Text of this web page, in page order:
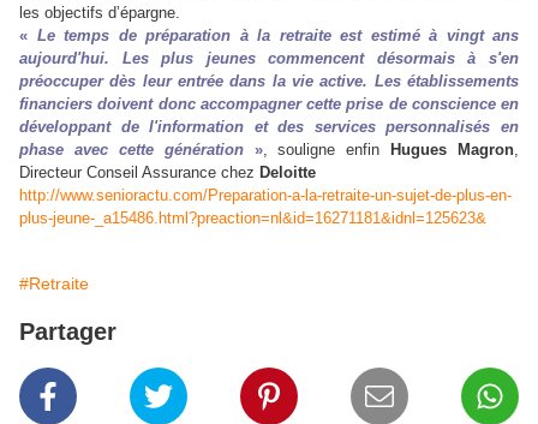
les objectifs d’épargne.
« Le temps de préparation à la retraite est estimé à vingt ans
aujourd'hui. Les plus jeunes commencent désormais à s'en
préoccuper dès leur entrée dans la vie active. Les établissements
financiers doivent donc accompagner cette prise de conscience en
développant de l'information et des services personnalisés en
phase avec cette génération», souligne enfin Hugues Magron,
Directeur Conseil Assurance chez Deloitte
http://www.senioractu.com/Preparation-a-la-retraite-un-sujet-de-plus-en-
plus-jeune-_a15486.html?preaction=nl&id=16271181&idnl=125623&
#Retraite
Partager